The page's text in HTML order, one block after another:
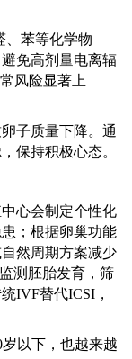
、苯等化学物
免高剂量电离辐
风险显著上
子质量下降。通
保持积极心态。
心会制定个性化
；根据卵巢功能
然周期方案减少
测胚胎发育，筛
IVF替代ICSI，